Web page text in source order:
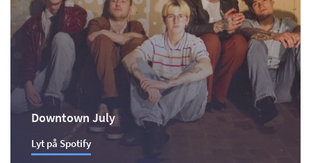
Downtown July
Lyt på Spotify